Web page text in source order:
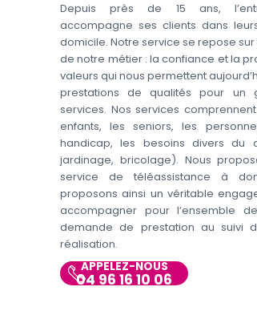
Depuis près de 15 ans,
accompagne ses clients dans
domicile. Notre service se repose
de notre métier : la confiance et la
valeurs qui nous permettent
prestations de qualités pour un
services. Nos services
enfants, les seniors, les
handicap, les besoins divers du
jardinage, bricolage). Nous
service de téléassistance à
proposons ainsi un véritable
accompagner pour l’ensemble
demande de prestation au suivi
réalisation.
APPELEZ-NOUS
04 96 16 10 06